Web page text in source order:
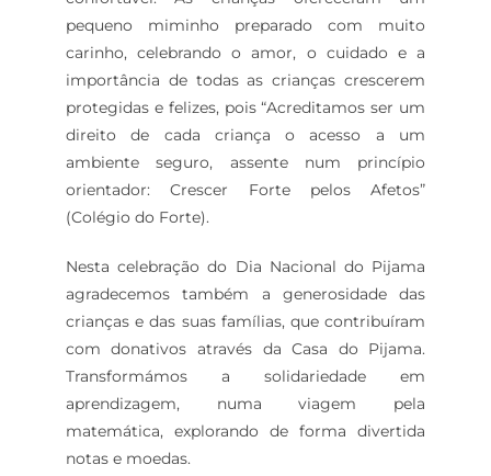
pequeno miminho preparado com muito
carinho, celebrando o amor, o cuidado e a
importância de todas as crianças crescerem
protegidas e felizes, pois “Acreditamos ser um
direito de cada criança o acesso a um
ambiente seguro, assente num princípio
orientador: Crescer Forte pelos Afetos”
(Colégio do Forte).
Nesta celebração do Dia Nacional do Pijama
agradecemos também a generosidade das
crianças e das suas famílias, que contribuíram
com donativos através da Casa do Pijama.
Transformámos a solidariedade em
aprendizagem, numa viagem pela
matemática, explorando de forma divertida
notas e moedas.